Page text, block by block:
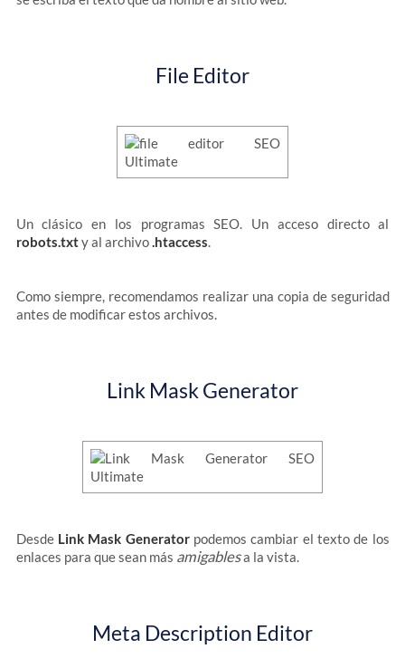
File Editor
Un clásico en los programas SEO. Un acceso directo al
robots.txty al archivo.htaccess.
Como siempre, recomendamos realizar una copia de seguridad
antes de modificar estos archivos.
Link Mask Generator
Desde Link Mask Generatorpodemos cambiar el texto de los
enlaces para que sean más amigablesa la vista.
Meta Description Editor